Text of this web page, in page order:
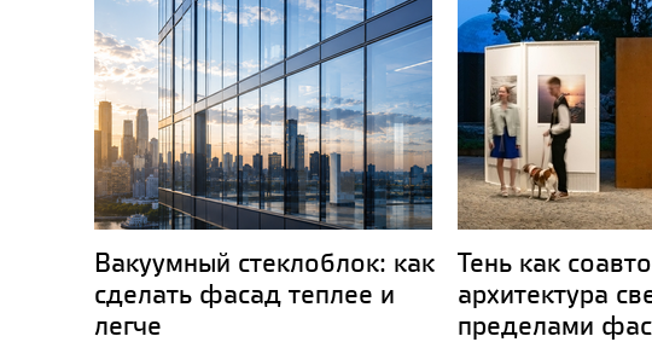
Вакуумный стеклоблок: как
сделать фасад теплее и
легче
Тень как
архитектура
пределами